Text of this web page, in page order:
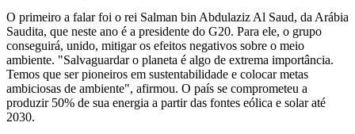
O primeiro a falar foi o rei Salman bin Abdulaziz Al Saud, da Arábia
Saudita, que neste ano é a presidente do G20. Para ele, o grupo
conseguirá, unido, mitigar os efeitos negativos sobre o meio
ambiente. "Salvaguardar o planeta é algo de extrema importância.
Temos que ser pioneiros em sustentabilidade e colocar metas
ambiciosas de ambiente", afirmou. O país se comprometeu a
produzir 50% de sua energia a partir das fontes eólica e solar até
2030.